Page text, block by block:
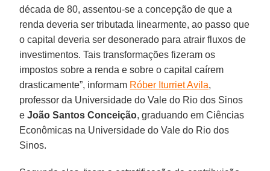
década de 80, assentou-se a concepção de que a
renda deveria ser tributada linearmente, ao passo que
o capital deveria ser desonerado para atrair fluxos de
investimentos. Tais transformações fizeram os
impostos sobre a renda e sobre o capital caírem
drasticamente”, informam Róber Iturriet Avila,
professor da Universidade do Vale do Rio dos Sinos
eJoão Santos Conceição, graduando em Ciências
Econômicas na Universidade do Vale do Rio dos
Sinos.